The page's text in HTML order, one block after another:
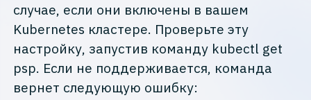
случае, если они включены в вашем
Kubernetes кластере. Проверьте эту
настройку, запустив команду kubectl get
psp. Если не поддерживается, команда
вернет следующую ошибку: